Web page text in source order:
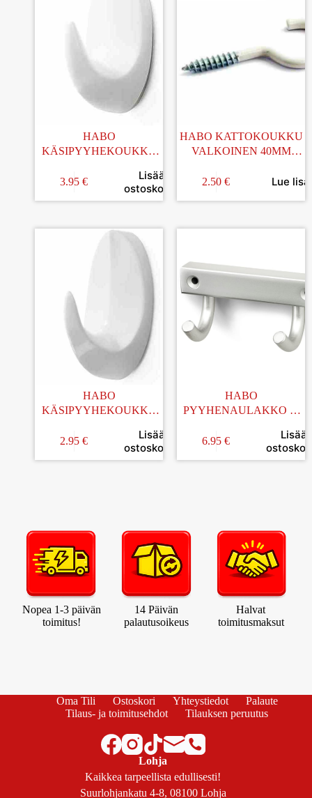
HABO
KÄSIPYYHEKOUKKU
24x14MM
3.95 €
Lisää
ostoskoriin
HABO KATTOKOUKKU
VALKOINEN 40MM
2.50 € Lue
HABO
KÄSIPYYHEKOUKKU
VALKOINEN
2.95 €
Lisää
ostoskoriin
HABO
PYYHENAULAKKO 2-
6.95 €
Lisää
Nopea 1-3 päivän
toimitus!
14 Päivän
palautusoikeus
Halvat
toimitusmaksut
Oma Tili Ostoskori Yhteystiedot
Palaute
Tilaus- ja toimitusehdot
Tilauksen peruutus
Lohja
Kaikkea tarpeellista edullisesti!
Suurlohjankatu 4-8, 08100 Lohja